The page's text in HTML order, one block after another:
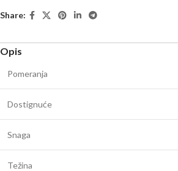
Share:
Opis
Pomeranja
Dostignuće
Snaga
Težina